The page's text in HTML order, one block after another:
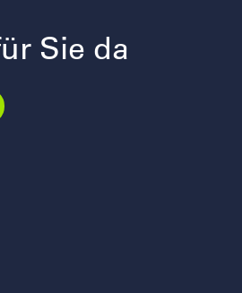
Sie da